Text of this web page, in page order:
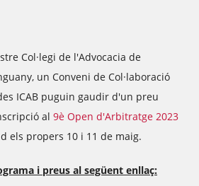
Col·legi de l'Advocacia de
un Conveni de Col·laboració
ICAB puguin gaudir d'un preu
al 9è Open d'Arbitratge 2023
els propers 10 i 11 de maig.
i preus al següent enllaç: